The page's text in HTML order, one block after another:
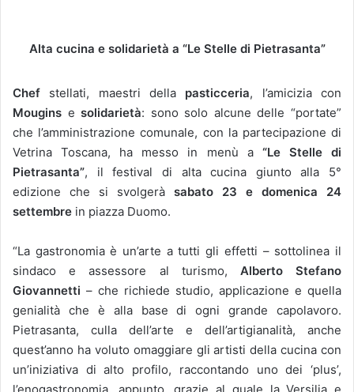
Alta cucina e solidarietà a “Le Stelle di Pietrasanta”
Chef stellati, maestri della pasticceria, l’amicizia con
Mougins esolidarietà: sono solo alcune delle “portate”
che l’amministrazione comunale, con la partecipazione di
Vetrina Toscana, ha messo in menù a “Le Stelle di
Pietrasanta”, il festival di alta cucina giunto alla 5°
edizione che si svolgerà sabato 23 e domenica 24
settembre in piazza Duomo.
“La gastronomia è un’arte a tutti gli effetti – sottolinea il
sindaco e assessore al turismo, Alberto Stefano
Giovannetti – che richiede studio, applicazione e quella
genialità che è alla base di ogni grande capolavoro.
Pietrasanta, culla dell’arte e dell’artigianalità, anche
quest’anno ha voluto omaggiare gli artisti della cucina con
un’iniziativa di alto profilo, raccontando uno dei ‘plus’,